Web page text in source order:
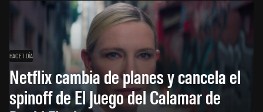
HACE 1 DÍA
Netflix cambia de planes y cancela el
spinoff de El Juego del Calamar de